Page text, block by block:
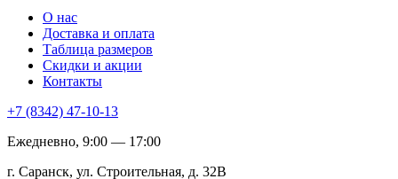
О нас
Доставка и оплата
Таблица размеров
Скидки и акции
Контакты
+7 (8342) 47-10-13
Ежедневно, 9:00 — 17:00
г. Саранск, ул. Строительная, д. 32В